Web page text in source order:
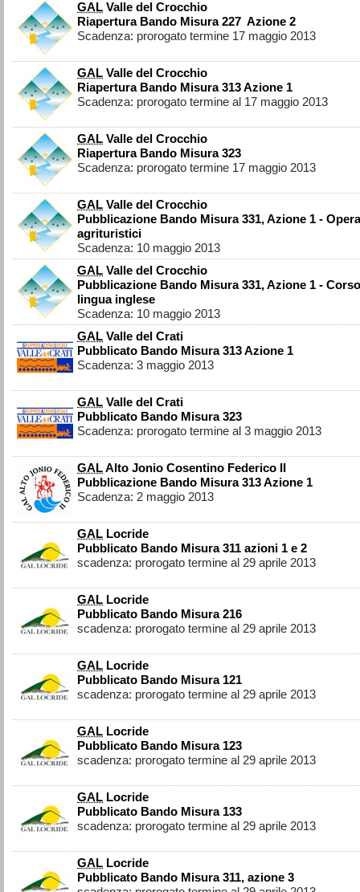
GAL Valle del Crocchio
Riapertura Bando Misura 227 Azione 2
Scadenza: prorogato termine 17 maggio 2013
GAL Valle del Crocchio
Riapertura Bando Misura 313 Azione 1
Scadenza: prorogato termine al 17 maggio 2013
GAL Valle del Crocchio
Riapertura Bando Misura 323
Scadenza: prorogato termine 17 maggio 2013
GAL Valle del Crocchio
Pubblicazione Bando Misura 331, Azione 1 -
agrituristici
Scadenza: 10 maggio 2013
GAL Valle del Crocchio
Pubblicazione Bando Misura 331, Azione 1 -
lingua inglese
Scadenza: 10 maggio 2013
GAL Valle del Crati
Pubblicato Bando Misura 313 Azione 1
Scadenza: 3 maggio 2013
GAL Valle del Crati
Pubblicato Bando Misura 323
Scadenza: prorogato termine al 3 maggio 2013
GALAlto Jonio Cosentino Federico II
Pubblicazione Bando Misura 313 Azione 1
Scadenza: 2 maggio 2013
GAL Locride
Pubblicato Bando Misura 311 azioni 1 e 2
scadenza: prorogato termine al 29 aprile 2013
GAL Locride
Pubblicato Bando Misura 216
scadenza: prorogato termine al 29 aprile 2013
GAL Locride
Pubblicato Bando Misura 121
scadenza: prorogato termine al 29 aprile 2013
GAL Locride
Pubblicato Bando Misura 123
scadenza: prorogato termine al 29 aprile 2013
GAL Locride
Pubblicato Bando Misura 133
scadenza: prorogato termine al 29 aprile 2013
GAL Locride
Pubblicato Bando Misura 311, azione 3